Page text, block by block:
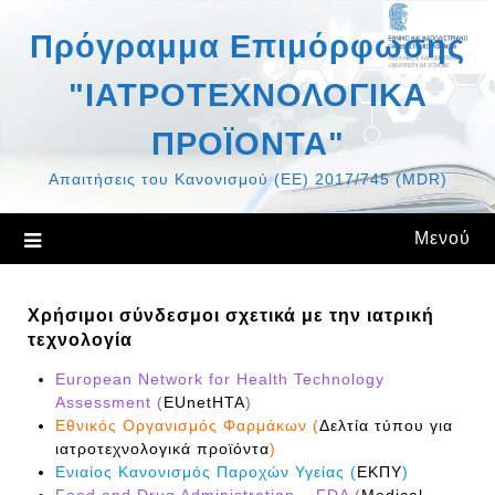
περιεχόμενο
Πρόγραμμα Επιμόρφωσης
"ΙΑΤΡΟΤΕΧΝΟΛΟΓΙΚΑ
ΠΡΟΪΟΝΤΑ"
Απαιτήσεις του Κανονισμού (ΕΕ) 2017/745 (MDR)
Μενού
Χρήσιμοι σύνδεσμοι σχετικά με την ιατρική
τεχνολογία
European Network for Health Technology
Assessment (EUnetHTA)
Εθνικός Οργανισμός Φαρμάκων (Δελτία τύπου για
ιατροτεχνολογικά προϊόντα)
Ενιαίος Κανονισμός Παροχών Υγείας (ΕΚΠΥ)